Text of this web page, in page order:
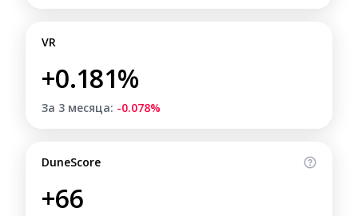
VR
+0.181%
За 3 месяца: -0.078%
DuneScore
+66